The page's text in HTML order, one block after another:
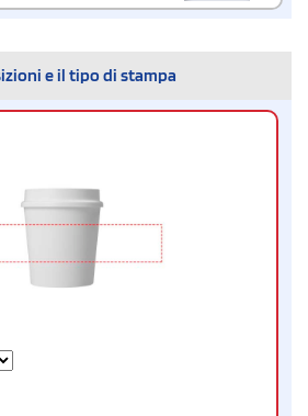
e il tipo di stampa